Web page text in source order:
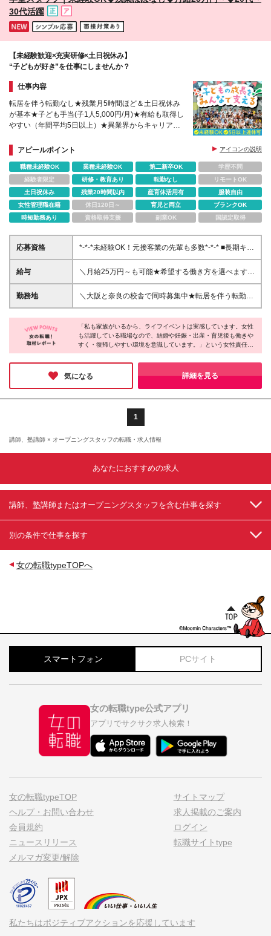
3ヶ月(給与は変わりません) ※月ごとの新規入塾純増
数により別途インセンティブを支給(支給は賞与と合
算)
30代活躍
【未経験歓迎×充実研修×土日祝休み】
“子どもが好き”を仕事にしませんか？
仕事内容
転居を伴う転勤なし★残業月5時間ほど＆土日祝休み
が基本★子ども手当(子1人5,000円/月)★有給も取得し
やすい（年間平均5日以上）★異業界からキャリアチ
校舎あり
アピールポイント アイコンの説明
職種未経験OK 業種未経験OK 第二新卒OK
学歴不問
経験者限定
研修・教育あり 転勤なし
リモートOK
土日祝休み
残業20時間以内 産育休活用有
服装自由
女性管理職在籍
休日120日～ 育児と両立
ブランクOK
時短勤務あり
資格取得支援 副業OK 国認定取得
応募資格
*-*-*未経験OK！元接客業の先輩も多数*-*-* ■長期キャ
リア形成のため45歳以下の方 ■高卒以上 ■自動車普通
免許（AT限定可）をお持ちの方 ※免許をお持ちでな
給与
＼月給25万円～も可能★希望する働き方を選べます／
＜正社員＞ ◆変形労働あり 【月給25万円～(運転手当
含む)】 ※固定残業代24,442円～／15時間分 ※運転不
時間分 ※運転不可の場合は面接にて要相談 ＜アルバ
イト＞ ◆変形労働あり ・大阪：時給1300円～ ・奈
良：時給1051円～ ※運転が可能な方は、運転手当と
給1051円～ ※運転が可能な方は、運転手当として時
給100円アップ！ ※12時～19時／月～金シフト制 ＜
共通項目＞ ※年齢・経験・能力を考慮の上、優遇いた
します ※試用期間最大3ヶ月(給与は変わりません) ※
勤務地
＼大阪と奈良の校舎で同時募集中★転居を伴う転勤な
し／ ■帝塚山校：大阪府大阪市住吉区帝塚山西1丁目
1-13 ベルメゾン帝塚山1階 ■堀江校：大阪市西区南堀
江3-11-22 アキ開発南堀江ビル 5階 ■都島校：大阪
府大阪市都島区善源寺町1-5-28 アーバンアイム1F ■
蒲生四丁目駅前校：大阪府大阪市城東区今福西1-9-7
蒲生ユニコーンビル2F・3F ■緑橋校：大阪府大阪市東
成区東中本2-7-26 ライフハウスツネⅡ号館1F ■豊中
上野校：大阪府豊中市上野西1丁目4-35 ■学園前本部
「私も家族がいるから、ライフイベントは実感しています。女性
も活躍している職場なので、結婚や妊娠・出産・育児後も働きや
すく・復帰しやすい環境を意識しています。」という女性責任者
ならではの視点と心強いメッセージをいただきました。基本土日
がお休みで、5日以上の連休あり。残業もほぼ無く、業界の中で
も抜群の環境に驚きました！お仕事のやりがいも活き活きとお話
されていて、長く楽しく働けると感じました♪
気になる 詳細を見る
1
講師、塾講師 × オープニングスタッフの転職・求人情報
あなたにおすすめの求人
講師、塾講師またはオープニングスタッフを含む仕事を探す
別の条件で仕事を探す
女の転職typeTOPへ
スマートフォン PCサイト
女の転職type公式アプリ
アプリでサクサク求人検索！
女の転職typeTOP
ヘルプ・お問い合わせ
会員規約
ニュースリリース
メルマガ変更/解除
サイトマップ
求人掲載のご案内
ログイン
転職サイトtype
私たちはポジティブアクションを応援しています